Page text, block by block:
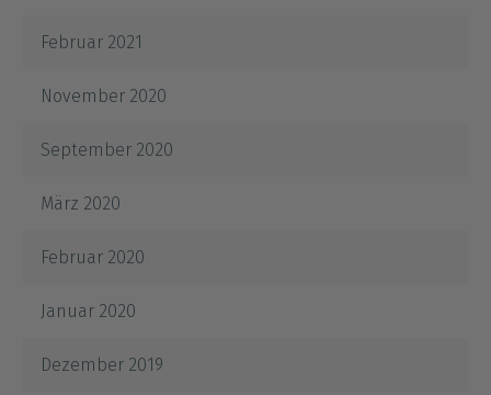
Februar 2021
November 2020
September 2020
März 2020
Februar 2020
Januar 2020
Dezember 2019